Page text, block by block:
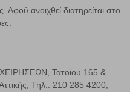
Αφού ανοιχθεί διατηρείται στο
Τατοϊου 165 &
Τηλ.: 210 285 4200,